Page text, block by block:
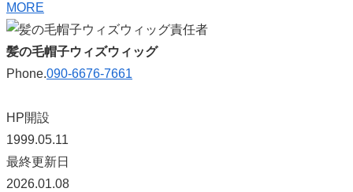
MORE
髪の毛帽子ウィズウィッグ
Phone.090-6676-7661
HP開設
1999.05.11
最終更新日
2026.01.08